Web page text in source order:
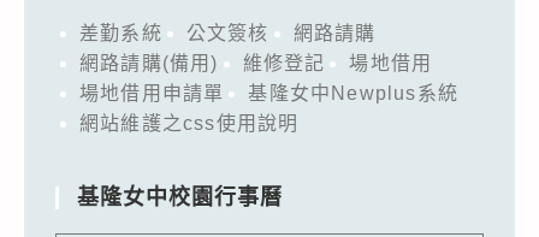
差勤系統 公文簽核
網路請購
網路請購(備用)
維修登記
場地借用
場地借用申請單
基隆女中Newplus系統
網站維護之css使用說明
基隆女中校園行事曆